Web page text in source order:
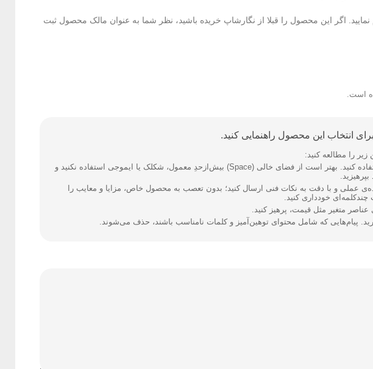
اگر این محصول را قبلا از نگارشاپ خریده باشید، نظر شما به عنوان مالک محصول ثبت
است.
انتخاب این محصول راهنمایی کنید.
را مطالعه کنید:
فارسی بنویسید و از کیبورد فارسی استفاده کنید. بهتر است از فضای خالی (Space) بیش‌از‌حدِ معمول، شکلک یا ایموجی استفاده نکنید و
عملی و با دقت به نکات فنی ارسال کنید؛ بدون تعصب به محصول خاص، مزایا و معایب را
خودداری کنید.
متغیر مثل قیمت، پرهیز کنید.
پیام‌هایی که شامل محتوای توهین‌آمیز و کلمات نامناسب باشند، حذف می‌شوند.